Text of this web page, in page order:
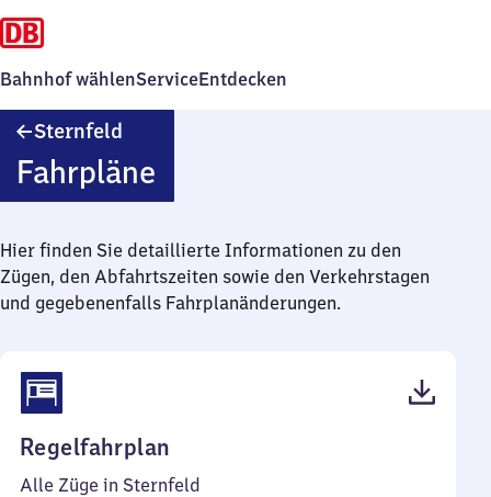
Bahnhof wählenServiceEntdecken
Sternfeld
Fahrpläne
Hier finden Sie detaillierte Informationen zu den
Zügen, den Abfahrtszeiten sowie den Verkehrstagen
und gegebenenfalls Fahrplanänderungen.
Regelfahrplan
38
Alle Züge in Sternfeld